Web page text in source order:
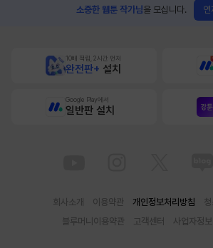
소중한 웹툰 작가님을 모십니다. 연
10배 적립, 2시간 먼저
완전판+ 설치
Google Play에서
일반판 설치
회사소개 이용약관 개인정보처리방침
블루머니이용약관
고객센터 사업자정보